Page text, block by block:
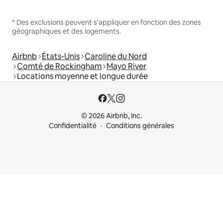
* Des exclusions peuvent s'appliquer en fonction des zones
géographiques et des logements.
Airbnb États-Unis Caroline du Nord
Comté de Rockingham Mayo River
Locations moyenne et longue durée
© 2026 Airbnb, Inc.
Confidentialité
Conditions générales